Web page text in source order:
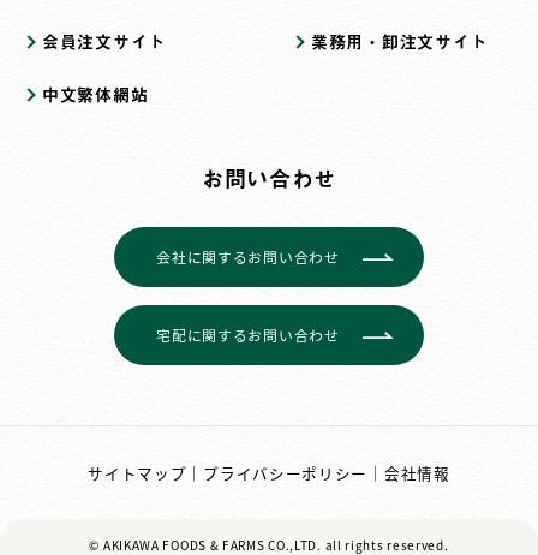
会員注文サイト 業務用・卸注文サイト
中文繁体網站
お問い合わせ
会社に関するお問い合わせ
宅配に関するお問い合わせ
サイトマップ ｜ プライバシーポリシー ｜ 会社情報
© AKIKAWA FOODS & FARMS CO.,LTD. all rights reserved.